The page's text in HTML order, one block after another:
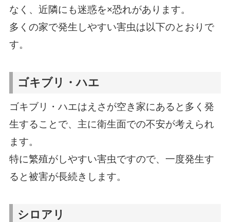
なく、近隣にも迷惑を×恐れがあります。
多くの家で発生しやすい害虫は以下のとおりで
す。
ゴキブリ・ハエ
ゴキブリ・ハエはえさが空き家にあると多く発
生することで、主に衛生面での不安が考えられ
ます。
特に繁殖がしやすい害虫ですので、一度発生す
ると被害が長続きします。
シロアリ